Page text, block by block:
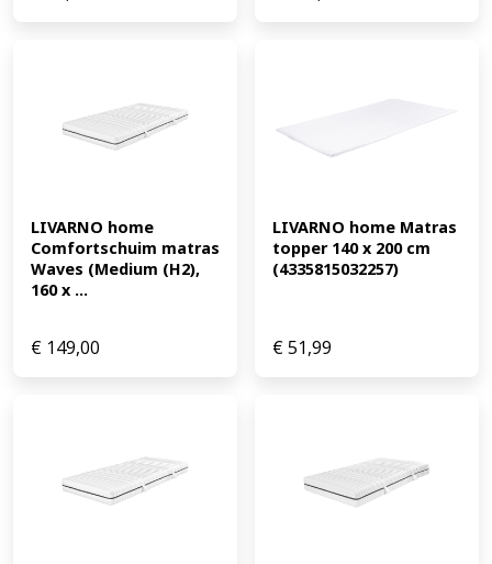
LIVARNO home
Comfortschuim matras
Waves (Medium (H2),
160 x ...
€ 149,00
LIVARNO home Matras
topper 140 x 200 cm
(4335815032257)
€51,99